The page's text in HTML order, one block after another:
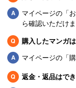
Qマイページの「
ら確認いただけま
Q購入したマンガ
Qマイページの「
Q
返金・返品はで